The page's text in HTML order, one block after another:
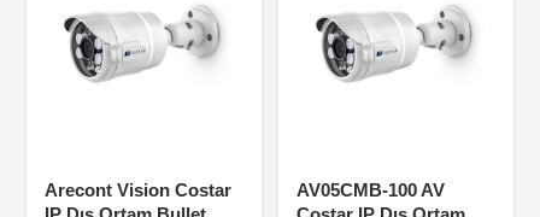
Arecont Vision Costar
AV05CMB-100 AV